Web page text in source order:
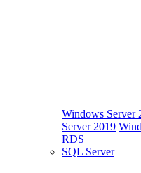
Windows Server
Server 2019
RDS
SQL Server